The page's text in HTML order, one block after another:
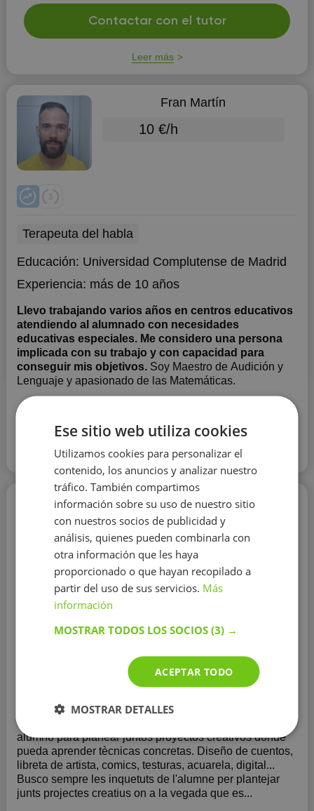
Contactar con el tutor
Leer más
Fran Martín
10 €/h
Terapeuta del habla
Educación: Universidad Complutense de Madrid
Experiencia: más de 10 años
Llevo trabajando varios años en centros educativos
atendiendo al alumnado con necesidades
educativas especiales. Me considero una persona
implicada con su trabajo y con capacidad para
conseguir mis objetivos. Soy Maestro de Audición y
Lenguaje y apasionado de las Matemáticas.
Leer más
Maria Montserrat Gambús
20 €/h
Terapeuta del habla
Universidad Pompeu Fabra
más de 10 años
Soy un persona creativa con larga experiencia en la
docencia del arte.
alumno para planear juntos proyectos creativos donde
pueda aprender tècnicas concretas. Diseño de cuentos,
libreta de artista, comics, testuras, acuarela, digital...
Busco sempre les inquetuts de l'alumne per plantejar
junts projectes creatius on a la vegada que es...
Ese sitio web utiliza cookies
Utilizamos cookies para personalizar el
contenido, los anuncios y analizar nuestro
tráfico. También compartimos
información sobre su uso de nuestro sitio
con nuestros socios de publicidad y
análisis, quienes pueden combinarla con
otra información que les haya
proporcionado o que hayan recopilado a
partir del uso de sus servicios. Más
información
MOSTRAR TODOS LOS SOCIOS(3) →
ACEPTAR TODO
MOSTRAR DETALLES